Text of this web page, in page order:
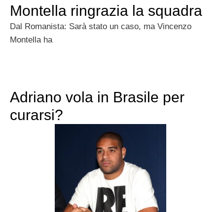
Montella ringrazia la squadra
Dal Romanista: Sarà stato un caso, ma Vincenzo
Montella ha
Adriano vola in Brasile per
curarsi?